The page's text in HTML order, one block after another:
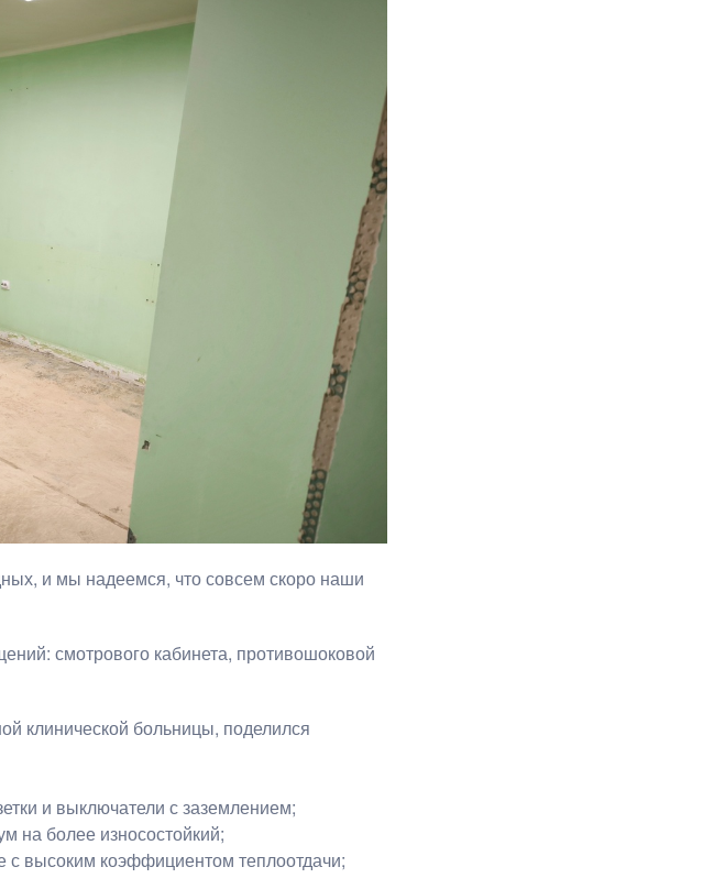
и мы надеемся, что совсем скоро наши
смотрового кабинета, противошоковой
клинической больницы, поделился
и выключатели с заземлением;
на более износостойкий;
с высоким коэффициентом теплоотдачи;